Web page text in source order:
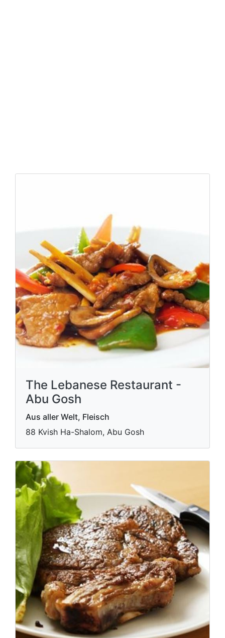
The Lebanese Restaurant -
Abu Gosh
Aus aller Welt, Fleisch
88 Kvish Ha-Shalom, Abu Gosh